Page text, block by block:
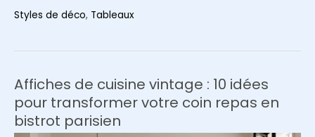
Poster’
tendance
dégradée
et
spirituelle
Styles de déco, Tableaux
Affiches de cuisine vintage : 10 idées
pour transformer votre coin repas en
bistrot parisien